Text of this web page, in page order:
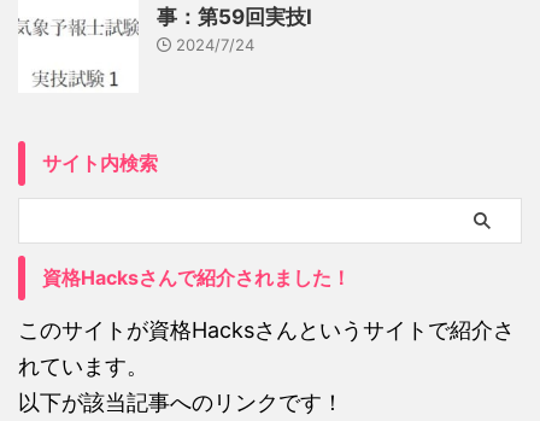
事：第59回実技Ⅰ
2024/7/24
サイト内検索
資格Hacksさんで紹介されました！
このサイトが資格Hacksさんというサイトで紹介さ
れています。
以下が該当記事へのリンクです！